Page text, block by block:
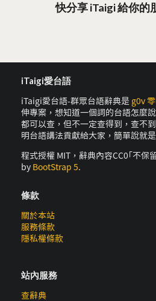
快分享 iTaigi 給你的
iTaigi愛台語
iTaigi愛台語-群眾台語辭典是 g0v
伸專案，想知道一個詞的台語怎麼
都可以查，但不一定查得到，查不
明台語講法貢獻給大家，簡單說就
程式授權 MIT，辭典內容CC0｢不保
by BootStrap 5.
條款
關於本站
服務條款
隱私權條款
站內服務
查辭典